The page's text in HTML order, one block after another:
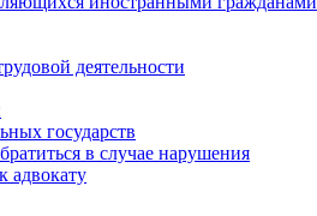
деятельности
государств
в случае нарушения
адвокату